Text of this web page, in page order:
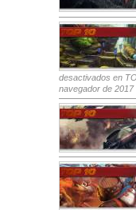
desactivados en
navegador de 2017